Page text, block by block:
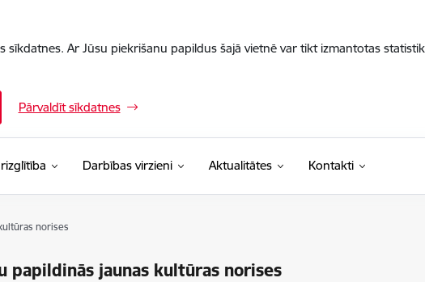
Ar Jūsu piekrišanu papildus šajā vietnē var tikt izmantotas
Pārvaldīt sīkdatnes
Darbības virzieni Aktualitātes Kontakti
norises
papildinās jaunas kultūras norises